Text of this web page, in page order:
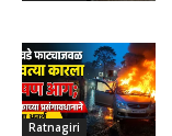
Ratnagiri